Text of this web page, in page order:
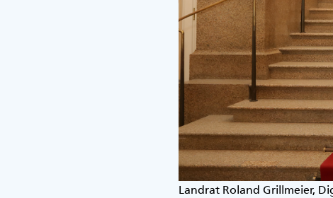
Landrat Roland Grillmeier,